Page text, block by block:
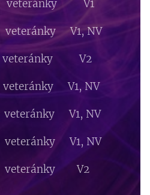
veteránky V1
veteránky V1, NV
veteránky V2
V1, NV
V1, NV
V1, NV
V2